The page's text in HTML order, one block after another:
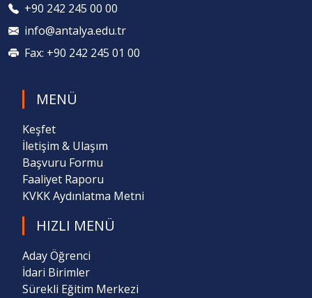
+90 242 245 00 00
info@antalya.edu.tr
Fax: +90 242 245 01 00
MENÜ
Keşfet
İletişim & Ulaşım
Başvuru Formu
Faaliyet Raporu
KVKK Aydınlatma Metni
HIZLI MENÜ
Aday Öğrenci
İdari Birimler
Sürekli Eğitim Merkezi